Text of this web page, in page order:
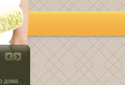
дома
штукатурки